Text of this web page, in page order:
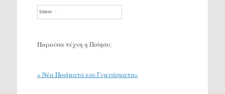
Search
Παρούσα τέχνη η Ποίησις
« Νέα Ποιήματα και Γυμνάσματα»